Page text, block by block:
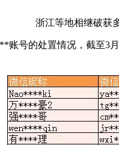
浙江等地相继破获
账号的处置情况，截至3月